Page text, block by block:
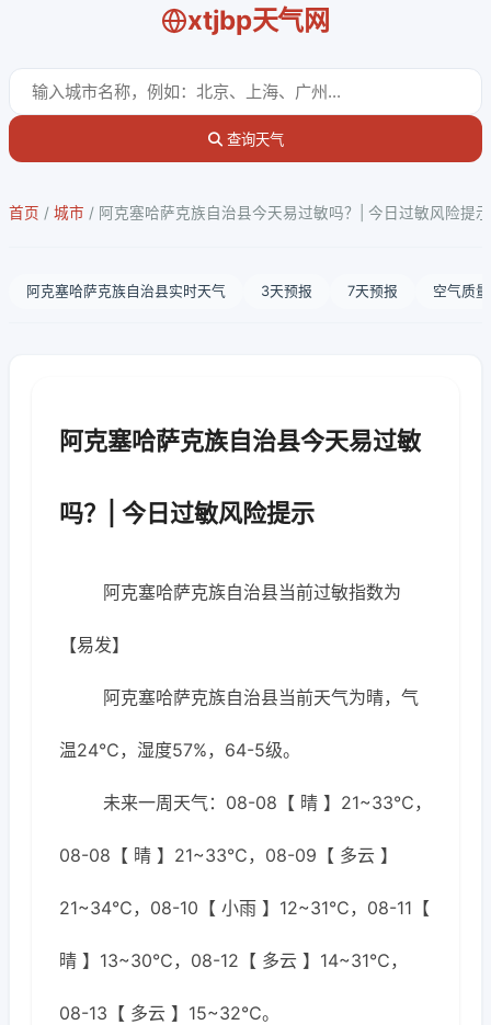
xtjbp天气网
查询天气
首页 / 城市 / 阿克塞哈萨克族自治县今天易过敏吗？| 今日过敏风险提示
阿克塞哈萨克族自治县实时天气 3天预报 7天预报 空气质量
阿克塞哈萨克族自治县今天易过敏
吗？| 今日过敏风险提示
阿克塞哈萨克族自治县当前过敏指数为
【易发】
阿克塞哈萨克族自治县当前天气为晴，气
温24℃，湿度57%，64-5级。
未来一周天气：08-08【 晴 】21~33℃，
08-08【 晴 】21~33℃，08-09【 多云 】
21~34℃，08-10【 小雨 】12~31℃，08-11【
晴 】13~30℃，08-12【 多云 】14~31℃，
08-13【 多云 】15~32℃。